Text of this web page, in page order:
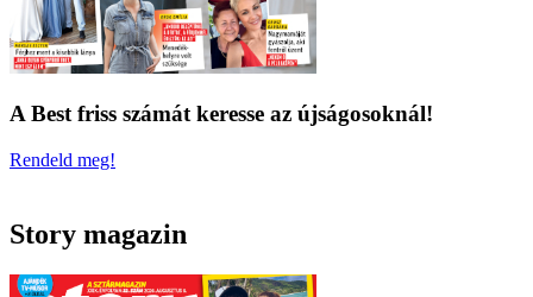
A Best friss számát keresse az újságosoknál!
Rendeld meg!
Story magazin